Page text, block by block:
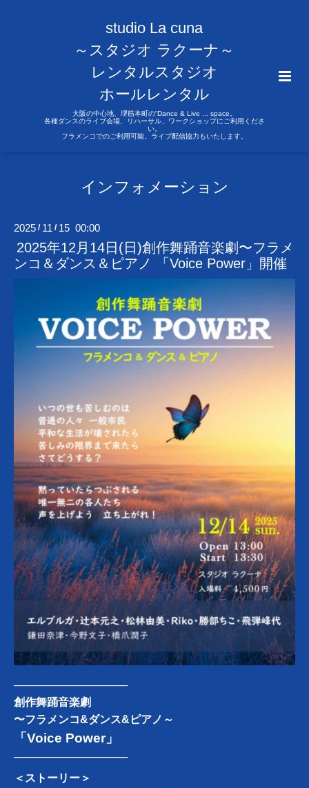
studio La cuna
～スタジオ ラクーナ～
レンタルスタジオ
ホールレンタル
大阪の中心地、堺筋本町の“Dance & Live ... space。
各種ダンスのライブ会場、リハーサル、ワークショップにご利用くださ
い。
フラメンコでのご利用可能。ライブ配信協力もいたします。
インフォメーション
2025 / 11 / 15 00:00
2025年12月14日(日)創作舞踊音楽劇〜フラメ
ンコ＆ダンス＆ピアノ 「Voice Power」開催
───────────────
創作舞踊音楽劇
〜フラメンコ&ダンス&ピアノ～
「Voice Power」
───────────────
＜ストーリー＞